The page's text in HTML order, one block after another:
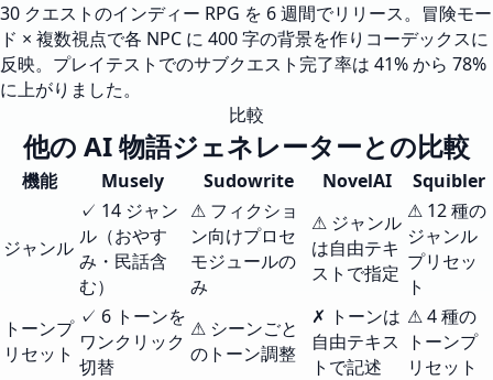
30 クエストのインディー RPG を 6 週間でリリース。冒険モー
ド × 複数視点で各 NPC に 400 字の背景を作りコーデックスに
反映。プレイテストでのサブクエスト完了率は 41% から 78%
に上がりました。
比較
他の AI 物語ジェネレーターとの比較
機能 Musely Sudowrite NovelAI Squibler
ジャンル
✓ 14 ジャン
ル（おやす
み・民話含
む）
⚠ フィクショ
ン向けプロセ
モジュールの
み
⚠ ジャンル
は自由テキ
ストで指定
⚠ 12 種の
ジャンル
プリセッ
ト
トーンプ
リセット
✓ 6 トーンを
ワンクリック
切替
⚠ シーンごと
のトーン調整
✗ トーンは
自由テキス
トで記述
⚠ 4 種の
トーンプ
リセット